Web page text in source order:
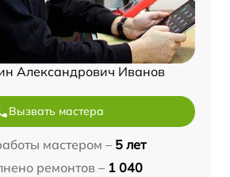
Александрович Иванов
Вызвать мастера
мастером – 5 лет
ремонтов – 1 040